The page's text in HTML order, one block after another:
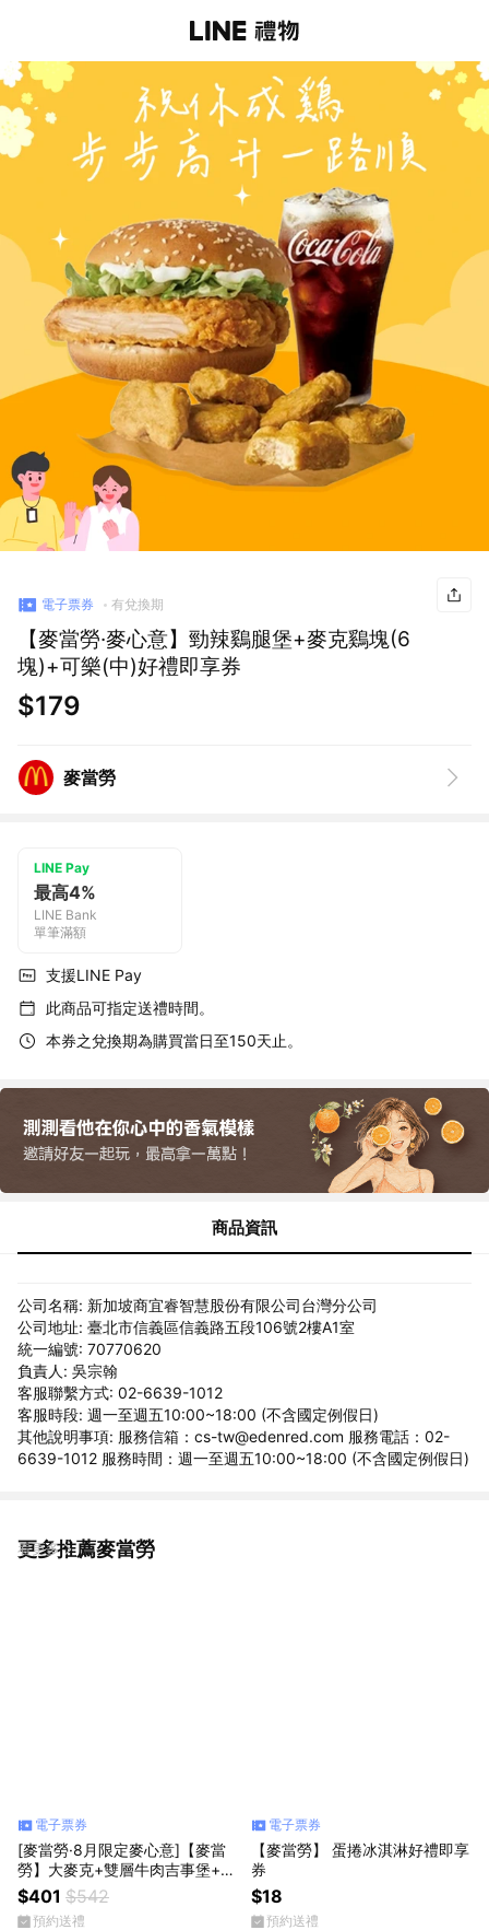
電子票券 有兌換期
【麥當勞·麥心意】勁辣鷄腿堡+麥克鷄塊(6
塊)+可樂(中)好禮即享券
$179
麥當勞
LINE Pay
最高4%
LINE Bank
單筆滿額
支援LINE Pay
此商品可指定送禮時間。
本券之兌換期為購買當日至150天止。
商品資訊
公司名稱: 新加坡商宜睿智慧股份有限公司台灣分公司
公司地址: 臺北市信義區信義路五段106號2樓A1室
統一編號: 70770620
負責人: 吳宗翰
客服聯繫方式: 02-6639-1012
客服時段: 週一至週五10:00~18:00 (不含國定例假日)
其他說明事項: 服務信箱：cs-tw@edenred.com 服務電話：02-
6639-1012 服務時間：週一至週五10:00~18:00 (不含國定例假日)
更多推薦麥當勞
看更多
電子票券
[麥當勞·8月限定麥心意]【麥當
勞】大麥克+雙層牛肉吉事堡+勁
辣鷄腿堡+六塊麥克鷄塊+大薯x2
+可樂(中)x3 好禮即享券
$401 $542
預約送禮
電子票券
【麥當勞】 蛋捲冰淇淋好禮即享
券
$18
預約送禮